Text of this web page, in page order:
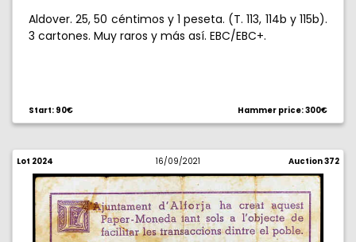
Aldover. 25, 50 céntimos y 1 peseta. (T. 113, 114b y 115b).
3 cartones. Muy raros y más así. EBC/EBC+.
Start: 90€ Hammer price: 300€
Lot 2024 16/09/2021 Auction 372